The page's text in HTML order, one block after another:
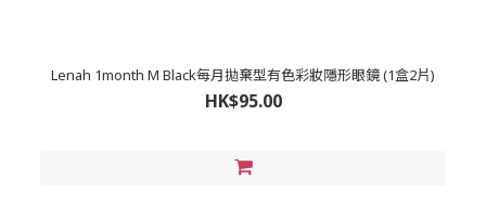
Lenah 1month M Black每月拋棄型有色彩妝隱形眼鏡 (1盒2片)
HK$95.00